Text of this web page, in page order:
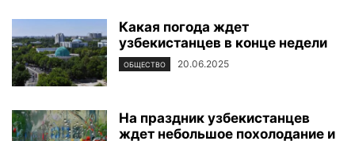
Какая погода ждет
узбекистанцев в конце недели
ОБЩЕСТВО 20.06.2025
На праздник узбекистанцев
ждет небольшое похолодание и